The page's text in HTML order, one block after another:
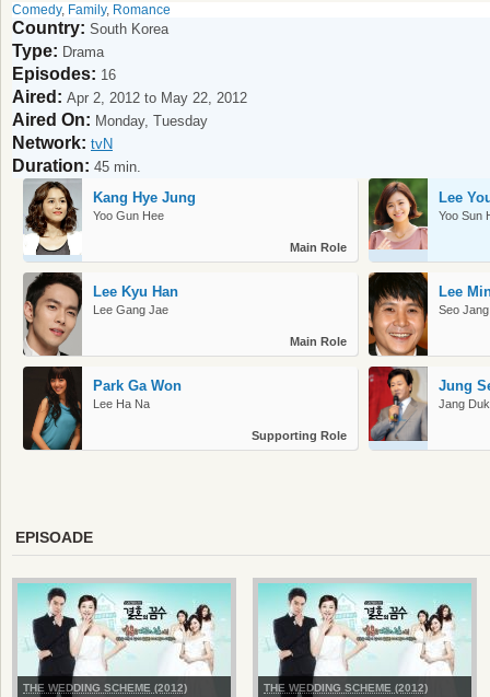
Comedy, Family, Romance
Country: South Korea
Type: Drama
Episodes: 16
Aired: Apr 2, 2012 to May 22, 2012
Aired On: Monday, Tuesday
Network: tvN
Duration: 45 min.
Kang Hye Jung
Yoo Gun Hee
Main Role
Lee
Yoo Sun
Lee Kyu Han
Lee Gang Jae
Main Role
Lee
Seo
Park Ga Won
Lee Ha Na
Supporting Role
Jung
Jang
EPISOADE
THE WEDDING SCHEME (2012) THE WEDDING SCHEME (2012)